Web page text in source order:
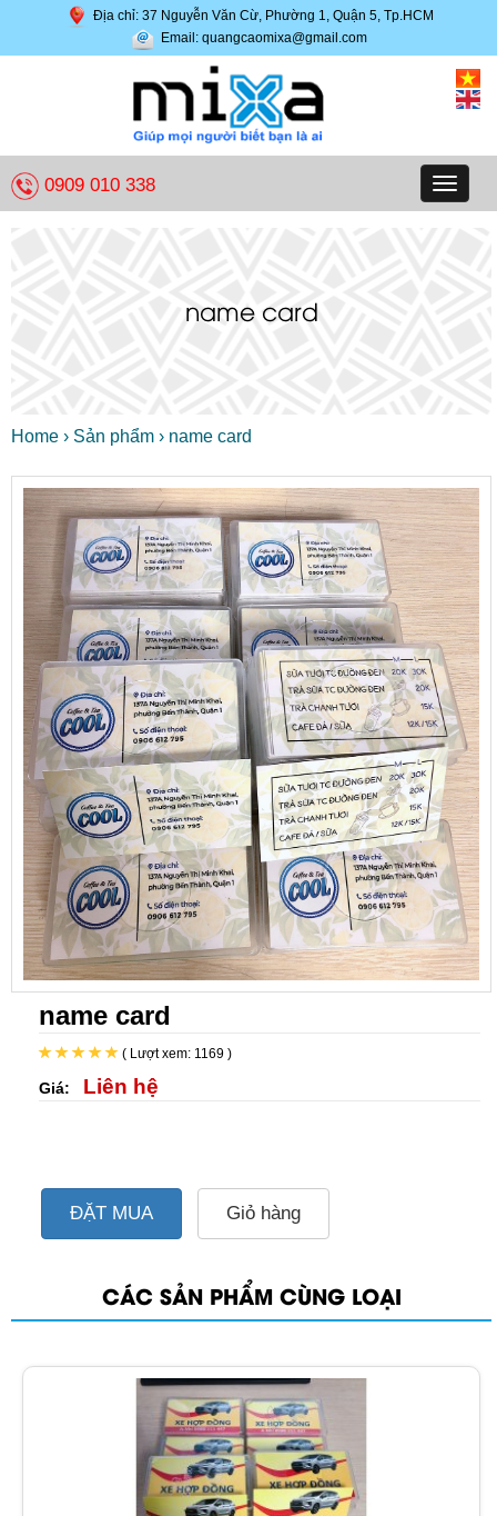
Địa chỉ: 37 Nguyễn Văn Cừ, Phường 1, Quận 5, Tp.HCM
Email: quangcaomixa@gmail.com
0909 010 338
Toggle
name card
Home › Sản phẩm › name card
name card
( Lượt xem: 1169 )
Giá: Liên hệ
ĐẶT MUA Giỏ hàng
CÁC SẢN PHẨM CÙNG LOẠI